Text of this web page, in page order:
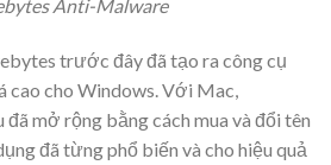
Anti-Malware
trước đây đã tạo ra công cụ
cao cho Windows. Với Mac,
mở rộng bằng cách mua và đổi tên
đã từng phổ biến và cho hiệu quả